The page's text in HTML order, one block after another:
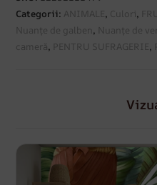
Categorii: ANIMALE, Culori,
Nuanțe de galben , Nuanțe de
cameră, PENTRU SUFRAGERIE,